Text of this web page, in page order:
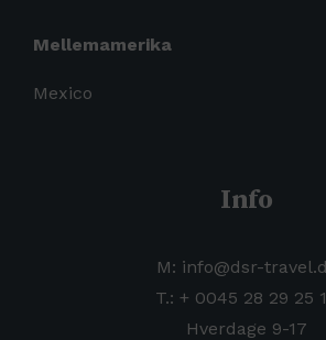
Mellemamerika
Mexico
Info
M: info@dsr-
T.: + 0045 28 29 25
Hverdage 9-17